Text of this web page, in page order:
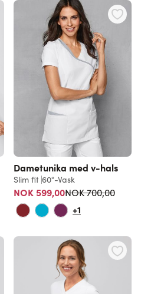
Dametunika med v-hals
Slim fit 60°-Vask
NOK 599,00Vanlig pris
NOK 700,00
+1